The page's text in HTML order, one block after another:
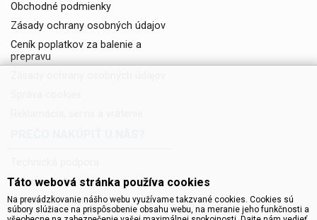
Obchodné podmienky
Zásady ochrany osobných údajov
Ceník poplatkov za balenie a
prepravu
Servis a reklamácie
Novinky do mailu
Táto webová stránka používa cookies
Na prevádzkovanie nášho webu využívame takzvané cookies. Cookies sú
súbory slúžiace na prispôsobenie obsahu webu, na meranie jeho funkčnosti a